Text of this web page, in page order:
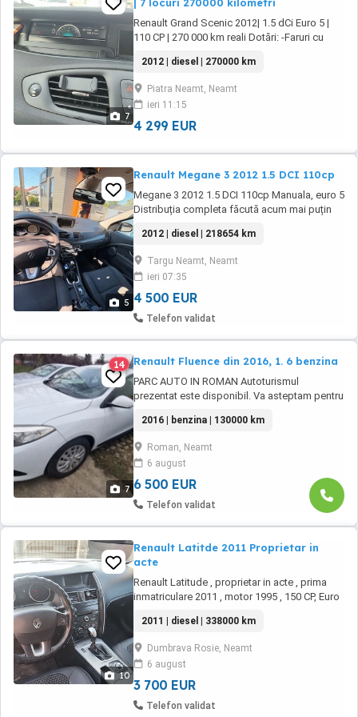
7
Renault Grand Scenic 2012| 1.5 dCi Euro 5 |
110 CP | 270 000 km reali Dotări: -Faruri cu
Navigație -Bluetooth -Climatizare -Comenzi pe
volan -Pilot automat -Limitator de viteză -
Follow me home Mașină se prezintă bine,
ideală pentru familie, consum foarte mic 7 ...
2012 | diesel | 270000 km
Piatra Neamt, Neamt
ieri 11:15
4 299 EUR
5
Renault Megane 3 2012 1.5 DCI 110cp
Megane 3 2012 1.5 DCI 110cp Manuala, euro 5
Distribuția completa făcută acum mai puțin
bujii Schimb de ulei și filtre efectuat la
215,000km Jante pe 17 modelul Bose ( la fel
și roata de rezervă). Consum mediu între 4,5-5
Filtru de particule intr o stare ...
2012 | diesel | 218654 km
Targu Neamt, Neamt
ieri 07:35
4 500 EUR
Telefon validat
7
14 Renault Fluence din 2016, 1. 6 benzina
PARC AUTO IN ROMAN Autoturismul
prezentat este disponibil. Va asteptam pentru
optiunile dotarile masinii ne puteți contacta
telefonic. Acord Vanzari Cumparari Auto va
oferă : #Posibilitate achiziție Cash sau
transfer #Rate cu avans #Garanție =Schimb ...
2016 | benzina | 130000 km
Roman, Neamt
6 august
6 500 EUR
Telefon validat
10
Renault Latitde 2011 Proprietar in
acte
Renault Latitude , proprietar in acte , prima
inmatriculare 2011 , motor 1995 , 150 CP, Euro
2027, stare buna de functionare si estetic.
Audio si tehnologie: Bluetooth Radio CD
Sistem hands-free Port USB MicroSD Auxiliar
Sistem navigatie original ...
2011 | diesel | 338000 km
Dumbrava Rosie, Neamt
6 august
3 700 EUR
Telefon validat